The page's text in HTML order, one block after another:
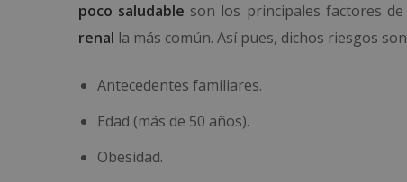
poco saludable son los principales factores
renal la más común. Así pues, dichos riesgos
Antecedentes familiares.
Edad (más de 50 años).
Obesidad.